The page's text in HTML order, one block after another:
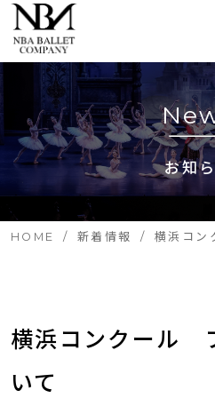
お知
HOME 新着情報 横浜コン
横浜コンクール　
いて